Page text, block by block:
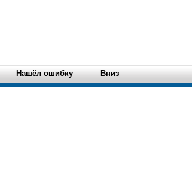
Нашёл ошибку Вниз